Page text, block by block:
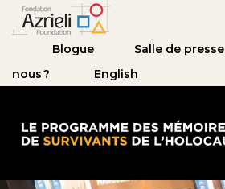
Blogue Salle de presse
nous ?
English